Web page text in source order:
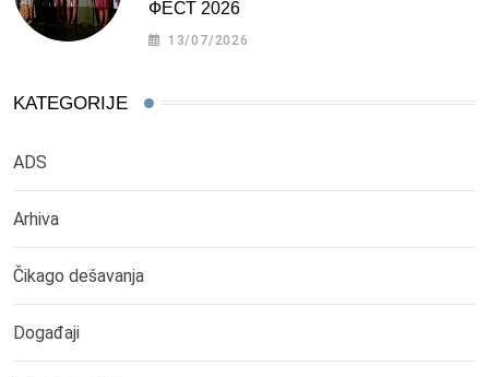
ФЕСТ 2026
13/07/2026
KATEGORIJE
ADS
Arhiva
Čikago dešavanja
Događaji